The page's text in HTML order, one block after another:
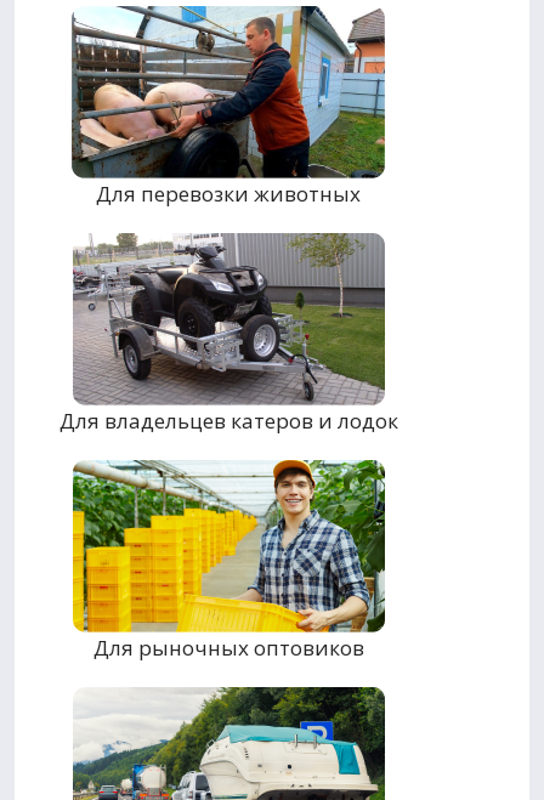
Для перевозки животных
Для владельцев катеров и лодок
Для рыночных оптовиков